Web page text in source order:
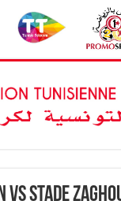
vs Stade